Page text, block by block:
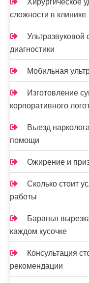
п
и
с
я
м
Хирургическое
сложности в клинике
Ультразвуковой
диагностики
Мобильная
Изготовление
корпоративного
Выезд
помощи
Ожирение и
Сколько стоит
работы
Баранья
каждом кусочке
Консультация
рекомендации